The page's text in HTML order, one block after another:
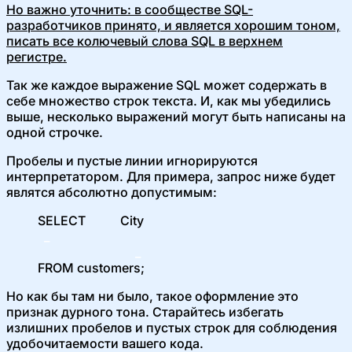
Но важно уточнить: в сообществе SQL-
разработчиков принято, и является хорошим тоном,
писать все колючевый слова SQL в верхнем
регистре.
Так же каждое выражение SQL может содержать в
себе множество строк текста. И, как мы убедились
выше, несколько выражений могут быть написаны на
одной строчке.
Пробелы и пустые линии игнорируются
интерпретатором. Для примера, запрос ниже будет
являтся абсолютно допустимым:
SELECT City
FROM customers;
Но как бы там ни было, такое оформление это
признак дурного тона. Старайтесь избегать
излишних пробелов и пустых строк для соблюдения
удобочитаемости вашего кода.